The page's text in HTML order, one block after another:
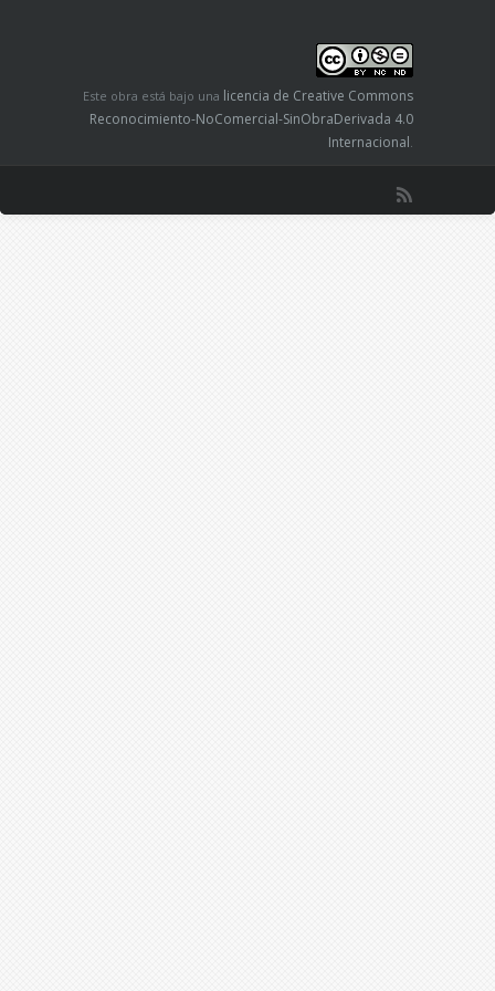
mundo. También se incluyen relatos de
sucesos de Medjugorje: tanto del impresionante
Este obra está bajo una licencia de Creative Commons
Reconocimiento-NoComercial-SinObraDerivada 4.0
Internacional